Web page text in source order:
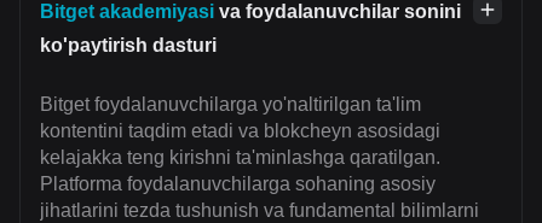
Bitget akademiyasi va foydalanuvchilar sonini
ko'paytirish dasturi
Bitget foydalanuvchilarga yo'naltirilgan ta'lim
kontentini taqdim etadi va blokcheyn asosidagi
kelajakka teng kirishni ta'minlashga qaratilgan.
Platforma foydalanuvchilarga sohaning asosiy
jihatlarini tezda tushunish va fundamental bilimlarni